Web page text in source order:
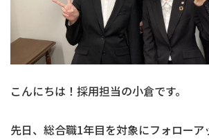
こんにちは！採用担当の小倉です。
先日、総合職1年目を対象にフォローア